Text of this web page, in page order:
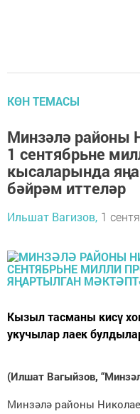
КӨН ТЕМАСЫ
Минзәлә районы
1 сентябрьне
кысаларында
бәйрәм иттеләр
Ильшат Вагизов, 1
Кызыл тасманы кисү
укучылар лаек
(Илшат Вагыйзов,
Минзәлә районы